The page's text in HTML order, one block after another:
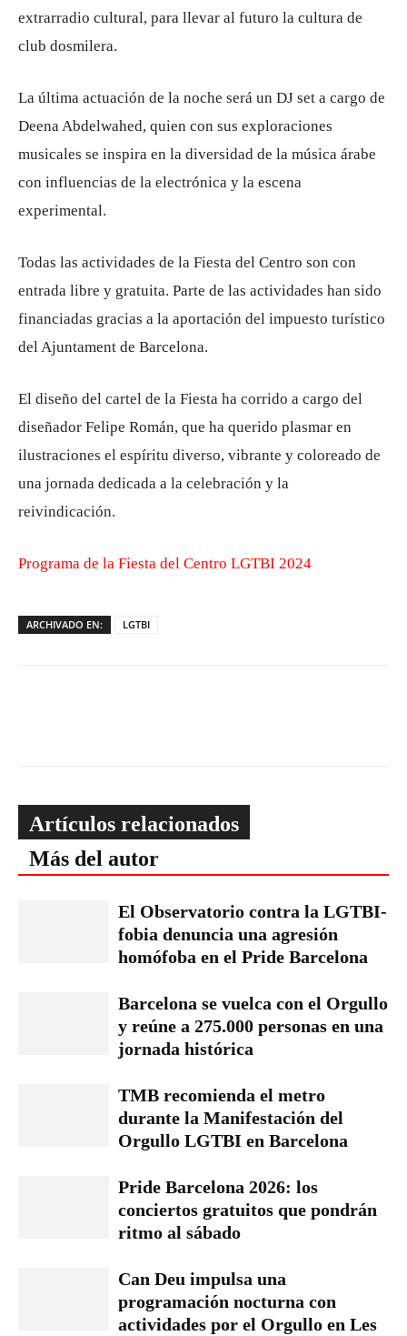
extrarradio cultural, para llevar al futuro la cultura de
club dosmilera.
La última actuación de la noche será un DJ set a cargo de
Deena Abdelwahed, quien con sus exploraciones
musicales se inspira en la diversidad de la música árabe
con influencias de la electrónica y la escena
experimental.
Todas las actividades de la Fiesta del Centro son con
entrada libre y gratuita. Parte de las actividades han sido
financiadas gracias a la aportación del impuesto turístico
del Ajuntament de Barcelona.
El diseño del cartel de la Fiesta ha corrido a cargo del
diseñador Felipe Román, que ha querido plasmar en
ilustraciones el espíritu diverso, vibrante y coloreado de
una jornada dedicada a la celebración y la
reivindicación.
Programa de la Fiesta del Centro LGTBI 2024
ARCHIVADO EN: LGTBI
Artículos relacionados
Más del autor
El Observatorio contra la LGTBI-
fobia denuncia una agresión
homófoba en el Pride Barcelona
Barcelona se vuelca con el Orgullo
y reúne a 275.000 personas en una
jornada histórica
TMB recomienda el metro
durante la Manifestación del
Orgullo LGTBI en Barcelona
Pride Barcelona 2026: los
conciertos gratuitos que pondrán
ritmo al sábado
Can Deu impulsa una
programación nocturna con
actividades por el Orgullo en Les